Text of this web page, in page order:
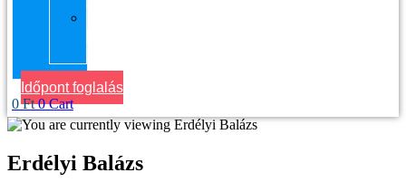
Időpont foglalás
0Ft 0 Cart
Erdélyi Balázs